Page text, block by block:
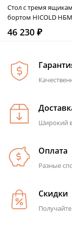
Стол с тремя
бортом HICOLD
46 230 ₽
Широкий
Оплата
Разные
Скидки